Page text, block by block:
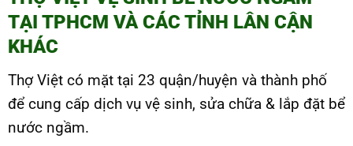
TẠI TPHCM VÀ CÁC TỈNH LÂN CẬN
KHÁC
Thợ Việt có mặt tại 23 quận/huyện và thành phố
để cung cấp dịch vụ vệ sinh, sửa chữa & lắp đặt bể
nước ngầm.